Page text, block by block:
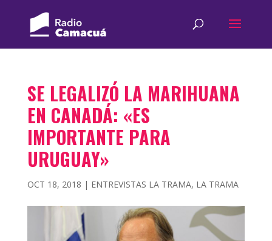
SE LEGALIZÓ LA MARIHUANA
EN CANADÁ: «ES
IMPORTANTE PARA
URUGUAY»
OCT 18, 2018 | ENTREVISTAS LA TRAMA, LA TRAMA